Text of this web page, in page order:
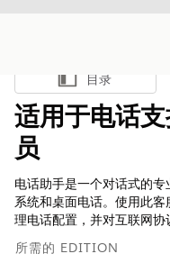
显示目录
目录
适用于电话
员
电话助手是一个对话式的
系统和桌面电话。使用此
理电话配置，并对互联网协
所需的 EDITION